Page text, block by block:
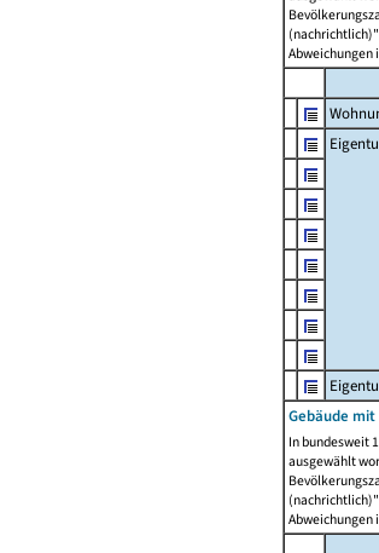
Abweichungen
Gebäude
In bundesweit
ausgewählt
Abweichungen